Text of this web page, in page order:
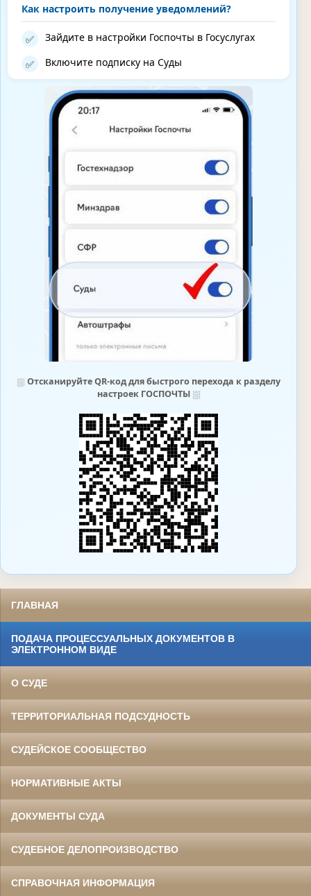
Как настроить получение уведомлений?
✅ Зайдите в настройки Госпочты в Госуслугах
✅ Включите подписку на Суды
⛆ Отсканируйте QR-код для быстрого перехода к разделу
настроек ГОСПОЧТЫ⛆
ГЛАВНАЯ
ПОДАЧА ПРОЦЕССУАЛЬНЫХ ДОКУМЕНТОВ В
ЭЛЕКТРОННОМ ВИДЕ
О СУДЕ
ТЕРРИТОРИАЛЬНАЯ ПОДСУДНОСТЬ
СУДЕЙСКОЕ СООБЩЕСТВО
НОРМАТИВНЫЕ АКТЫ
ДОКУМЕНТЫ СУДА
СУДЕБНОЕ ДЕЛОПРОИЗВОДСТВО
СПРАВОЧНАЯ ИНФОРМАЦИЯ